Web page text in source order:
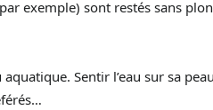
exemple) sont restés sans
Sentir l’eau sur sa